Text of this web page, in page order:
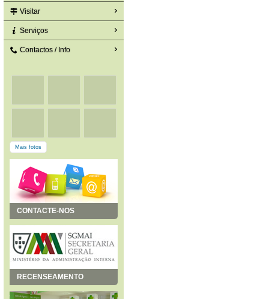
Visitar
Serviços
Contactos / Info
Mais fotos
CONTACTE-NOS
RECENSEAMENTO